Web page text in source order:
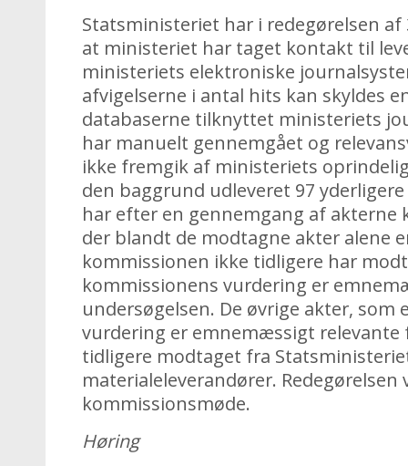
Statsministeriet har i redegørelsen af
at ministeriet har taget kontakt til
ministeriets elektroniske
afvigelserne i antal hits kan skyldes
databaserne tilknyttet ministeriets
har manuelt gennemgået og
ikke fremgik af ministeriets
den baggrund udleveret 97
har efter en gennemgang af akterne
der blandt de modtagne akter alene
kommissionen ikke tidligere har
kommissionens vurdering er
undersøgelsen. De øvrige akter,
vurdering er emnemæssigt relevante
tidligere modtaget fra
materialeleverandører.
kommissionsmøde.
Høring